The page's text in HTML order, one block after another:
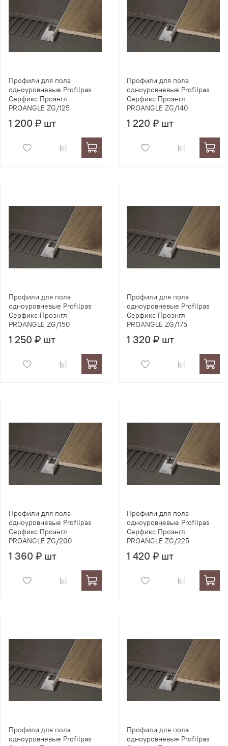
Профили для пола
одноуровневые Profilpas
Серфикс Проэнгл
PROANGLE ZG/125
1 200 ₽ шт
Профили для пола
одноуровневые Profilpas
Серфикс Проэнгл
PROANGLE ZG/140
1 220 ₽ шт
Профили для пола
одноуровневые Profilpas
Серфикс Проэнгл
PROANGLE ZG/150
1 250 ₽ шт
Профили для пола
одноуровневые Profilpas
Серфикс Проэнгл
PROANGLE ZG/175
1 320 ₽ шт
Профили для пола
одноуровневые Profilpas
Серфикс Проэнгл
PROANGLE ZG/200
1 360 ₽ шт
Профили для пола
одноуровневые Profilpas
Серфикс Проэнгл
PROANGLE ZG/225
1 420 ₽ шт
Профили для пола
одноуровневые Profilpas
Профили для пола
одноуровневые Profilpas